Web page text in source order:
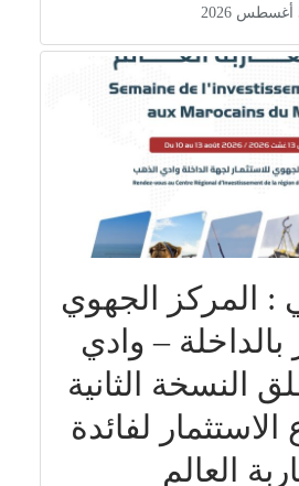
: المركز الجهوي
بالداخلة – وادي
النسخة الثانية
لفائدة
العالم